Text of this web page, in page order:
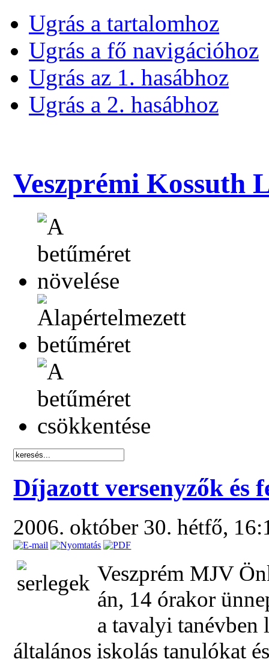
Ugrás a tartalomhoz
Ugrás a fő navigációhoz
Ugrás az 1. hasábhoz
Ugrás a 2. hasábhoz
Veszprémi Kossuth
Díjazott versenyzők és
2006. október 30. hétfő,
Veszprém MJV
án, 14 órakor
a tavalyi tanévben
általános iskolás tanulókat